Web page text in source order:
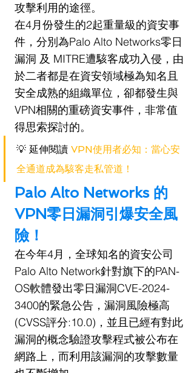
攻擊利用的途徑。
在4月份發生的2起重量級的資安事
件，分別為Palo Alto Networks零日
漏洞 及 MITRE遭駭客成功入侵，由
於二者都是在資安領域極為知名且
安全成熟的組織單位，卻都發生與
VPN相關的重磅資安事件，非常值
得思索探討的。
💡 延伸閱讀 VPN使用者必知：當心安
全通道成為駭客走私管道！
Palo Alto Networks 的
VPN零日漏洞引爆安全風
險！
在今年4月，全球知名的資安公司
Palo Alto Network針對旗下的PAN-
OS軟體發出零日漏洞CVE-2024-
3400的緊急公告，漏洞風險極高
(CVSS評分:10.0)，並且已經有對此
漏洞的概念驗證攻擊程式被公布在
網路上，而利用該漏洞的攻擊數量